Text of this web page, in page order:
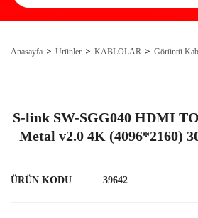
Anasayfa Ürünler KABLOLAR Görüntü
S-link SW-SGG040 HDMI
Metal v2.0 4K (4096*2160)
ÜRÜN KODU 39642